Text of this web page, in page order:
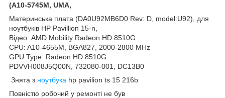
(A10-5745M, UMA,
Материнська плата (DA0U92MB6D0 Rev: D, model:U92), для
ноутбуків HP Pavillion 15-n,
Відео: AMD Mobility Radeon HD 8510G
CPU: A10-4655M, BGA827, 2000-2800 MHz
GPU Type: Radeon HD 8510G
PDVVH008J5Q00N, 732080-001, DC13B0
Знята з ноутбука hp pavilion ts 15 216b
Повністю робочий у ремонті не був